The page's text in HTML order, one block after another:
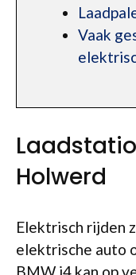
Vaak
Holwerd
Elektrisch rijden
elektrische auto